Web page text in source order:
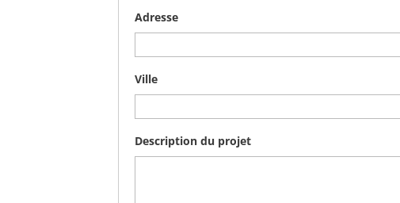
Adresse
Ville
Description du projet